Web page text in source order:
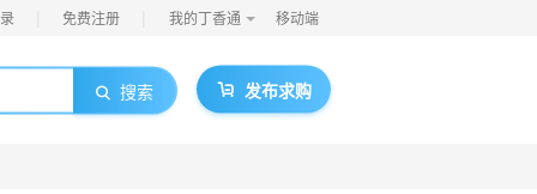
免费注册 我的丁香通 移动端
搜索 发布求购